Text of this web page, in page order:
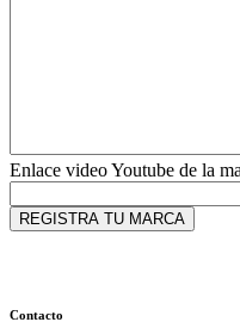
Enlace video Youtube de la
Contacto